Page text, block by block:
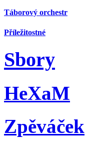
Táborový orchestr
Příležitostné
Sbory
HeXaM
Zpěváček